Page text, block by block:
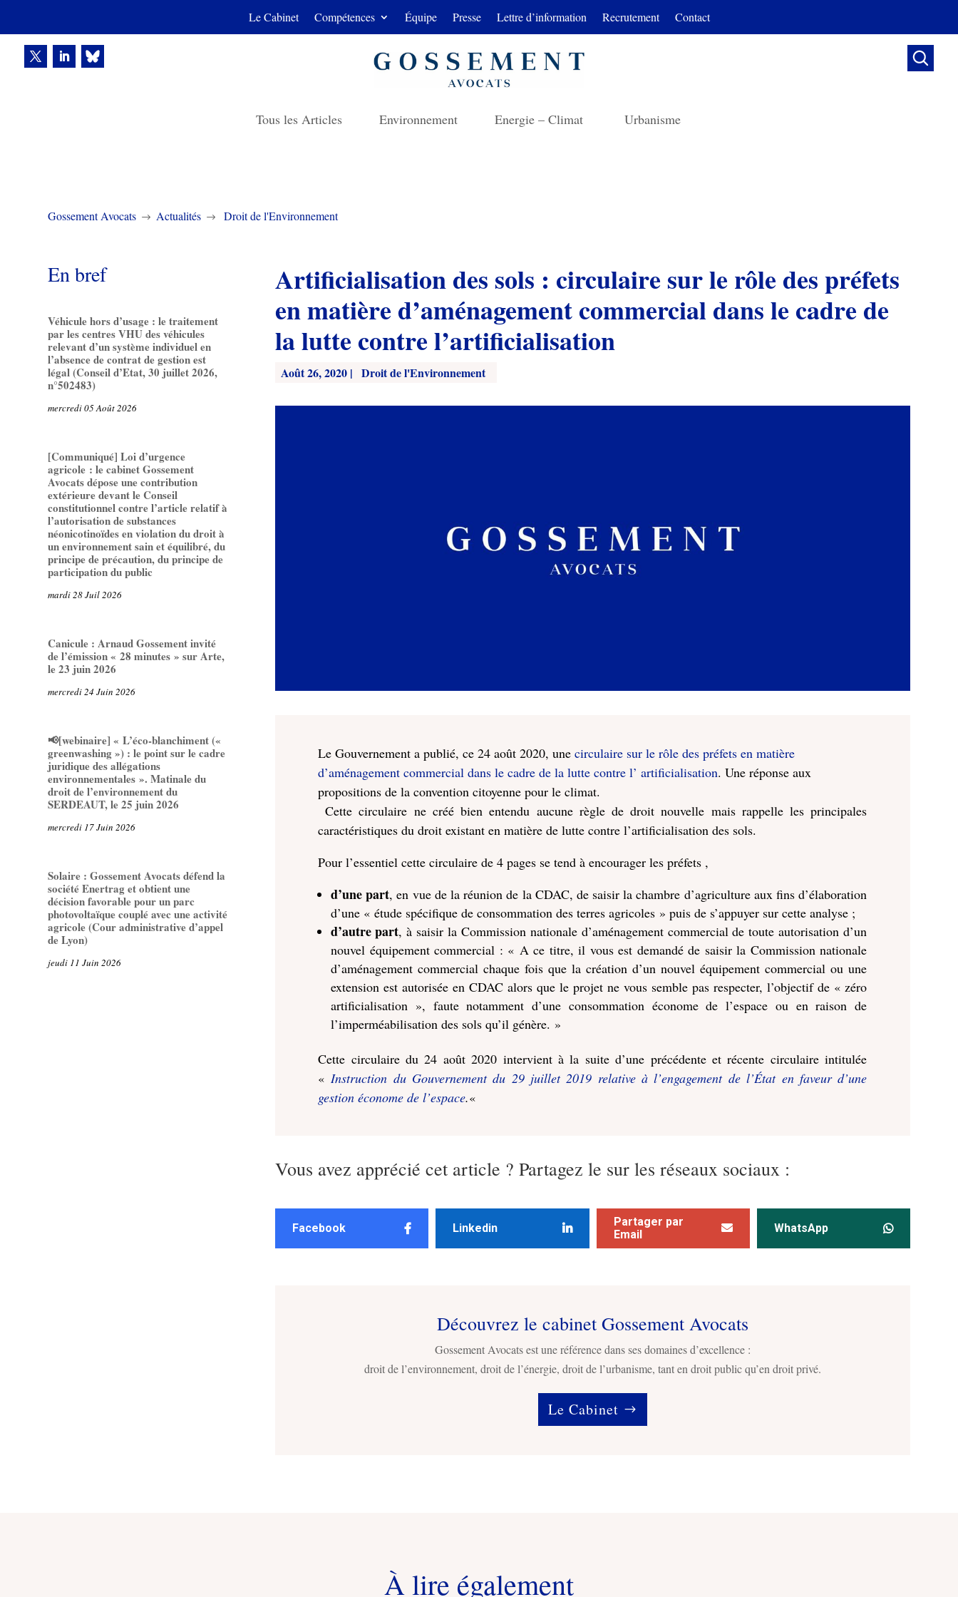
Le Cabinet Compétences Équipe Presse Lettre d’information Recrutement Contact

Tous les Articles Environnement Energie – Climat Urbanisme
Gossement Avocats $ Actualités $ Droit de l'Environnement
En bref
Véhicule hors d’usage : le traitement
par les centres VHU des véhicules
relevant d’un système individuel en
l’absence de contrat de gestion est
légal (Conseil d’Etat, 30 juillet 2026,
n°502483)
mercredi 05 Août 2026
[Communiqué] Loi d’urgence
agricole : le cabinet Gossement
Avocats dépose une contribution
extérieure devant le Conseil
constitutionnel contre l’article relatif à
l’autorisation de substances
néonicotinoïdes en violation du droit à
un environnement sain et équilibré, du
principe de précaution, du principe de
participation du public
mardi 28 Juil 2026
Canicule : Arnaud Gossement invité
de l’émission « 28 minutes » sur Arte,
le 23 juin 2026
mercredi 24 Juin 2026
📢[webinaire] « L’éco-blanchiment («
greenwashing ») : le point sur le cadre
juridique des allégations
environnementales ». Matinale du
droit de l’environnement du
SERDEAUT, le 25 juin 2026
mercredi 17 Juin 2026
Solaire : Gossement Avocats défend la
société Enertrag et obtient une
décision favorable pour un parc
photovoltaïque couplé avec une activité
agricole (Cour administrative d’appel
de Lyon)
jeudi 11 Juin 2026
Artificialisation des sols : circulaire sur le rôle des préfets
en matière d’aménagement commercial dans le cadre de
la lutte contre l’artificialisation
Août 26, 2020 | Droit de l'Environnement
Le Gouvernement a publié, ce 24 août 2020, unecirculaire sur le rôle des préfets en matière
d’aménagement commercial dans le cadre de la lutte contre l’ artificialisation. Une réponse aux
propositions de la convention citoyenne pour le climat.
Cette circulaire ne créé bien entendu aucune règle de droit nouvelle mais rappelle les principales
caractéristiques du droit existant en matière de lutte contre l’artificialisation des sols.
Pour l’essentiel cette circulaire de 4 pages se tend à encourager les préfets ,
d’une part, en vue de la réunion de la CDAC, de saisir la chambre d’agriculture aux fins d’élaboration
d’une « étude spécifique de consommation des terres agricoles » puis de s’appuyer sur cette analyse ;
d’autre part, à saisir la Commission nationale d’aménagement commercial de toute autorisation d’un
nouvel équipement commercial : « A ce titre, il vous est demandé de saisir la Commission nationale
d’aménagement commercial chaque fois que la création d’un nouvel équipement commercial ou une
extension est autorisée en CDAC alors que le projet ne vous semble pas respecter, l’objectif de « zéro
artificialisation », faute notamment d’une consommation économe de l’espace ou en raison de
l’imperméabilisation des sols qu’il génère. »
Cette circulaire du 24 août 2020 intervient à la suite d’une précédente et récente circulaire intitulée
« Instruction du Gouvernement du 29 juillet 2019 relative à l’engagement de l’État en faveur d’une
gestion économe de l’espace.«
Vous avez apprécié cet article ? Partagez le sur les réseaux sociaux :
Facebook Linkedin
Partager par
Email
WhatsApp
Découvrez le cabinet Gossement Avocats
Gossement Avocats est une référence dans ses domaines d’excellence :
droit de l’environnement, droit de l’énergie, droit de l’urbanisme, tant en droit public qu’en droit privé.
Le Cabinet
À lire également